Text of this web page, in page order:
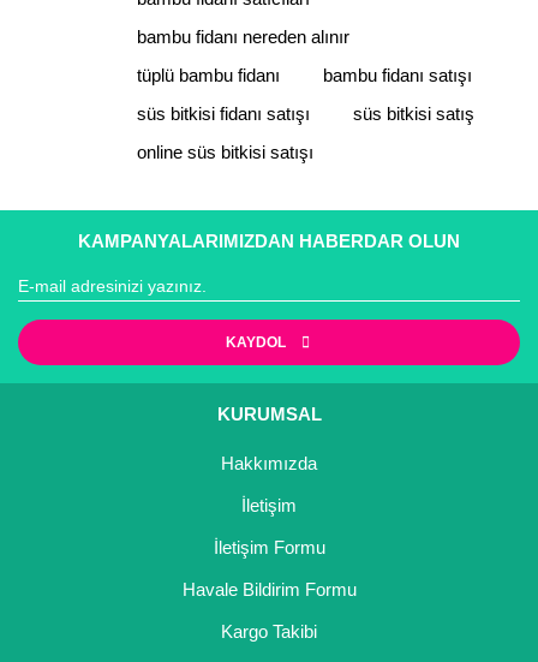
Ürün bilgilerinde hatalar bulunuyor.
bambu fidanı nereden alınır
tüplü bambu fidanı
bambu fidanı satışı
süs bitkisi fidanı satışı
süs bitkisi satış
online süs bitkisi satışı
KAMPANYALARIMIZDAN HABERDAR OLUN
KAYDOL
KURUMSAL
Hakkımızda
İletişim
İletişim Formu
Havale Bildirim Formu
Kargo Takibi